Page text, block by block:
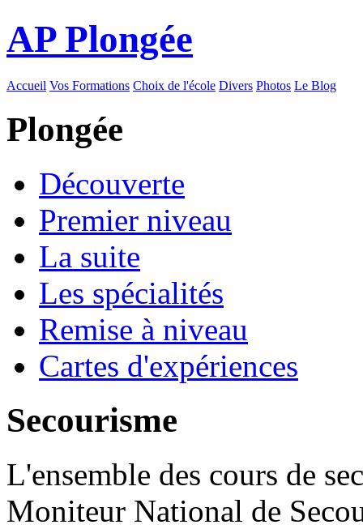
AP Plongée
Accueil Vos Formations Choix de l'école Divers Photos Le Blog
Plongée
Découverte
Premier niveau
La suite
Les spécialités
Remise à niveau
Cartes d'expériences
Secourisme
L'ensemble des cours de
Moniteur National de